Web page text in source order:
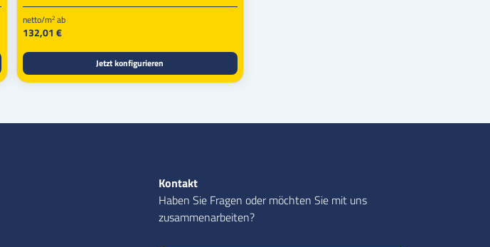
netto/m2 ab
132,01 €
Jetzt konfigurieren
Kontakt
Haben Sie Fragen oder möchten Sie mit uns
zusammenarbeiten?